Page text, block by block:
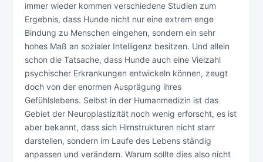
immer wieder kommen verschiedene Studien zum
Ergebnis, dass Hunde nicht nur eine extrem enge
Bindung zu Menschen eingehen, sondern ein sehr
hohes Maß an sozialer Intelligenz besitzen. Und allein
schon die Tatsache, dass Hunde auch eine Vielzahl
psychischer Erkrankungen entwickeln können, zeugt
doch von der enormen Ausprägung ihres
Gefühlslebens. Selbst in der Humanmedizin ist das
Gebiet der Neuroplastizität noch wenig erforscht, es ist
aber bekannt, dass sich Hirnstrukturen nicht starr
darstellen, sondern im Laufe des Lebens ständig
anpassen und verändern. Warum sollte dies also nicht